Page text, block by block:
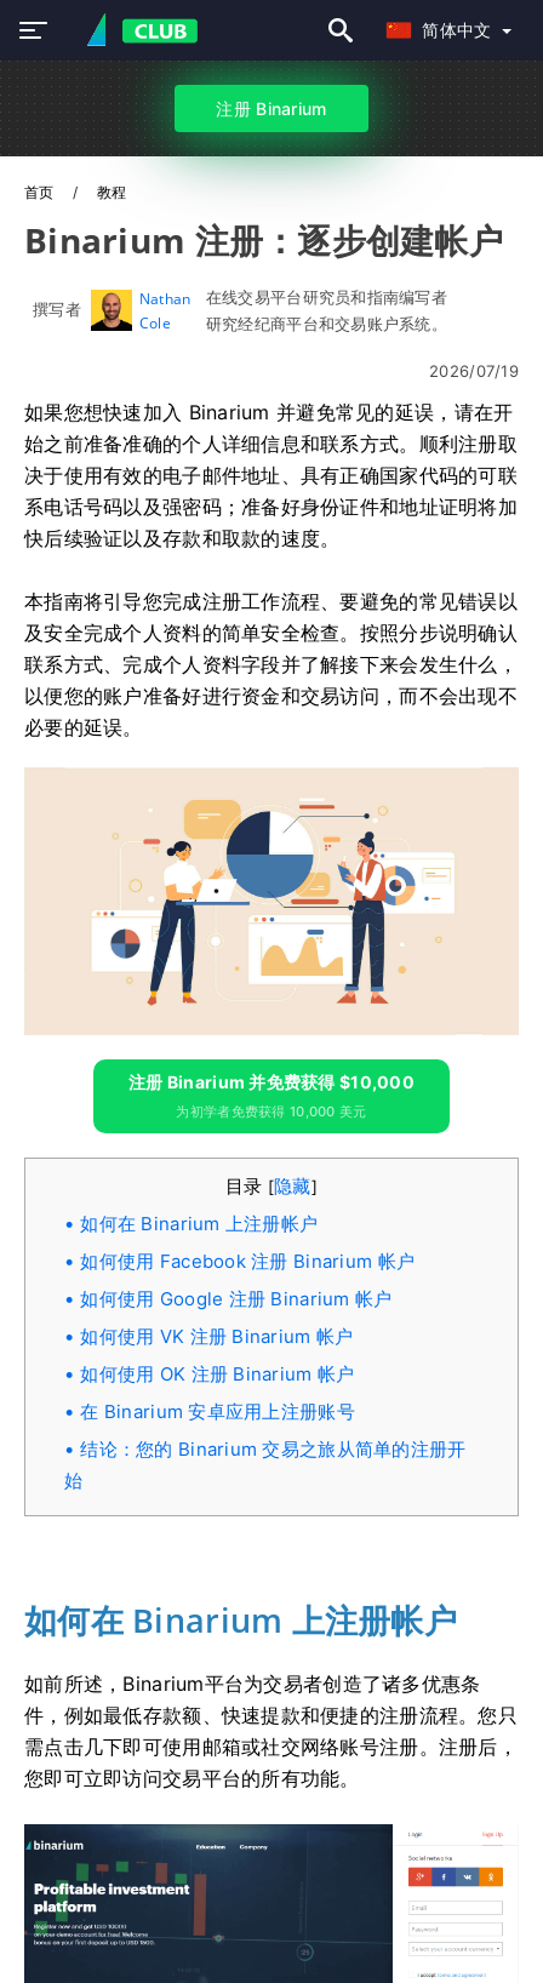
简体中文
注册 Binarium
首页 教程
Binarium 注册：逐步创建帐户
撰写者
Nathan
Cole
在线交易平台研究员和指南编写者
研究经纪商平台和交易账户系统。
2026/07/19
如果您想快速加入 Binarium 并避免常见的延误，请在开
始之前准备准确的个人详细信息和联系方式。顺利注册取
决于使用有效的电子邮件地址、具有正确国家代码的可联
系电话号码以及强密码；准备好身份证件和地址证明将加
快后续验证​​以及存款和取款的速度。
本指南将引导您完成注册工作流程、要避免的常见错误以
及安全完成个人资料的简单安全检查。按照分步说明确认
联系方式、完成个人资料字段并了解接下来会发生什么，
以便您的账户准备好进行资金和交易访问，而不会出现不
必要的延误。
注册 Binarium 并免费获得 $10,000
为初学者免费获得 10,000 美元
目录 [隐藏]
如何在 Binarium 上注册帐户
如何使用 Facebook 注册 Binarium 帐户
如何使用 Google 注册 Binarium 帐户
如何使用 VK 注册 Binarium 帐户
如何使用 OK 注册 Binarium 帐户
在 Binarium 安卓应用上注册账号
结论：您的 Binarium 交易之旅从简单的注册开
始
如何在 Binarium 上注册帐户
如前所述，Binarium平台为交易者创造了诸多优惠条
件，例如最低存款额、快速提款和便捷的注册流程。您只
需点击几下即可使用邮箱或社交网络账号注册。注册后，
您即可立即访问交易平台的所有功能。